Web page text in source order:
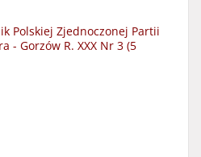
Polskiej Zjednoczonej Partii
- Gorzów R. XXX Nr 3 (5